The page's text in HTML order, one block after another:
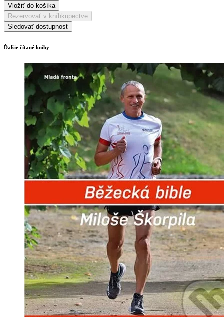
Vložiť do košíka
Rezervovať v kníhkupectve
Sledovať dostupnosť
Ďalšie čítané knihy